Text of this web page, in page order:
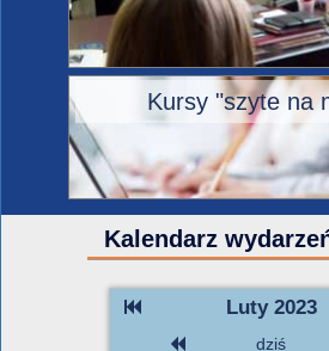
Kursy "szyte na
Kalendarz
Luty 2023
dziś